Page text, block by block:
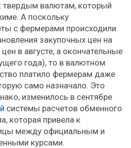
валютам, который
А поскольку
с фермерами происходили
закупочных цен на
в августе, а окончательные
года), то в валютном
платило фермерам даже
само назначало. Это
изменилось в сентябре
системы расчетов обменного
которая привела к
между официальным и
курсами.